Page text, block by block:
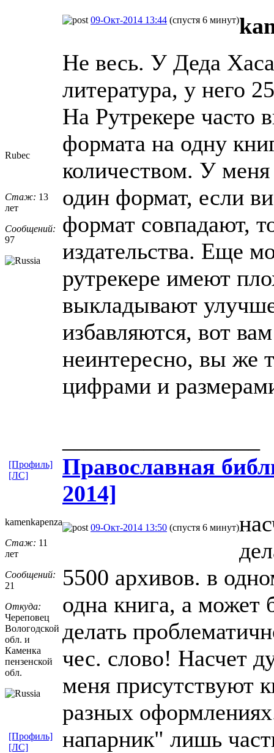
Rubec
Стаж: 13
лет
Сообщений:
97
09-Окт-2014 13:44 (спустя 6 минут)
Не весь. У Деда
литература, у него
На Рутрекере часто
формата на одну
количеством. У
один формат, если
формат совпадают,
издательства. Еще
рутрекере имеют
выкладывают
избавляются, вот
неинтересно, вы же
цифрами и
Православная​
2014]
[Профиль]
[ЛС]
kamenkapenza
Стаж: 11
лет
Сообщений:
21
Откуда:
Череповец
Вологодской
обл. и
Каменка
пензенской
обл.
09-Окт-2014 13:50 (спустя 6 минут)
5500 архивов. в
одна книга, а может
делать
чес. слово! Насчет
меня присутствуют
разных
напарник" лишь
[Профиль]
[ЛС]